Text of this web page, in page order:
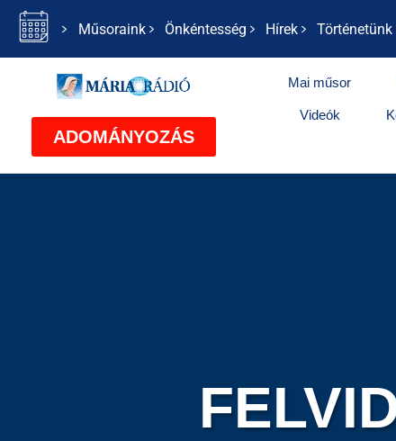
Műsoraink Önkéntesség Hírek Történetünk
ADOMÁNYOZÁS
Mai műsor
Videók